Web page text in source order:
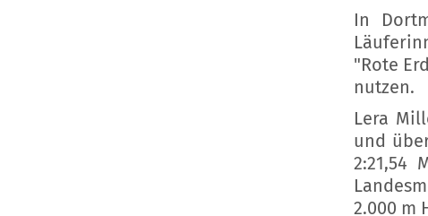
In
"Rote
nutzen.
Lera
und
2:21,54
2.000 m